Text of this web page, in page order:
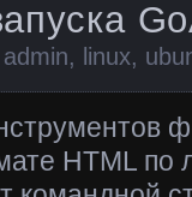
admin, linux,
HTML по